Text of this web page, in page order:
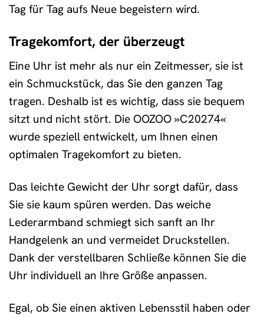
Tag für Tag aufs Neue begeistern wird.
Tragekomfort, der überzeugt
Eine Uhr ist mehr als nur ein Zeitmesser, sie ist
ein Schmuckstück, das Sie den ganzen Tag
tragen. Deshalb ist es wichtig, dass sie bequem
sitzt und nicht stört. Die OOZOO »C20274«
wurde speziell entwickelt, um Ihnen einen
optimalen Tragekomfort zu bieten.
Das leichte Gewicht der Uhr sorgt dafür, dass
Sie sie kaum spüren werden. Das weiche
Lederarmband schmiegt sich sanft an Ihr
Handgelenk an und vermeidet Druckstellen.
Dank der verstellbaren Schließe können Sie die
Uhr individuell an Ihre Größe anpassen.
Egal, ob Sie einen aktiven Lebensstil haben oder